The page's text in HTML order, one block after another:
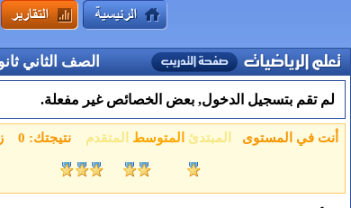
الصف الثاني
لم تقم بتسجيل الدخول, بعض الخصائص غير مفعلة.
أنت في المستوى المبتدئ المتوسط المتقدم نتيجتك: 0